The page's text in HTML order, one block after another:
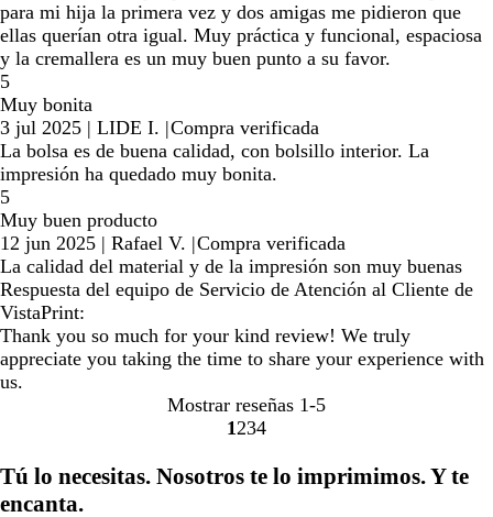
para mi hija la primera vez y dos amigas me pidieron que
ellas querían otra igual. Muy práctica y funcional, espaciosa
y la cremallera es un muy buen punto a su favor.
5
Muy bonita
3 jul 2025 | LIDE I. |Compra verificada
La bolsa es de buena calidad, con bolsillo interior. La
impresión ha quedado muy bonita.
5
Muy buen producto
12 jun 2025 | Rafael V. |Compra verificada
La calidad del material y de la impresión son muy buenas
Respuesta del equipo de Servicio de Atención al Cliente de
VistaPrint:
Thank you so much for your kind review! We truly
appreciate you taking the time to share your experience with
us.
Mostrar reseñas 1-5
ir
la
1 ir
la
2 ir
la
3ir
la
4
Tú lo necesitas. Nosotros te lo imprimimos. Y te
encanta.